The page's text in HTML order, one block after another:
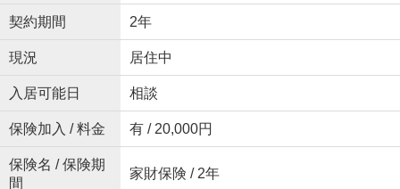
契約期間 2年
現況 居住中
入居可能日 相談
保険加入 / 料金 有 / 20,000円
保険名 / 保険期
間
家財保険 / 2年